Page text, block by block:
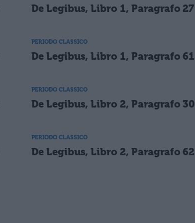
De Legibus, Libro 1, Paragrafo 27
PERIODO CLASSICO
De Legibus, Libro 1, Paragrafo 61
PERIODO CLASSICO
De Legibus, Libro 2, Paragrafo 30
PERIODO CLASSICO
De Legibus, Libro 2, Paragrafo 62